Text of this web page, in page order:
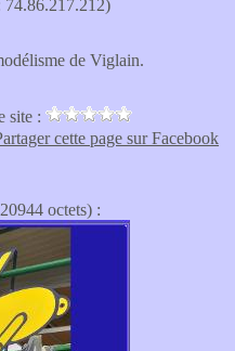
74.86.217.212)
de Viglain.
site :
cette page sur Facebook
octets) :